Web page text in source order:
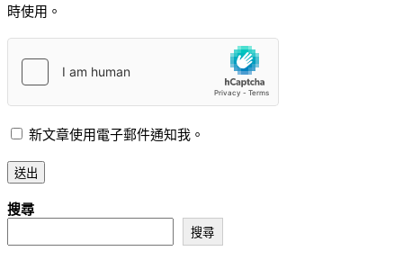
時使用。
新文章使用電子郵件通知我。
搜尋
搜尋